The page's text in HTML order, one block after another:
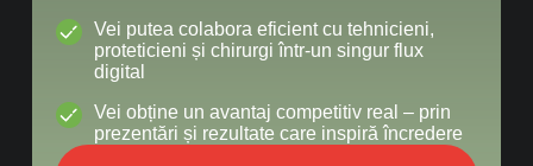
Vei putea colabora eficient cu tehnicieni,
proteticieni și chirurgi într-un singur flux
digital
Vei obține un avantaj competitiv real – prin
prezentări și rezultate care inspiră încredere